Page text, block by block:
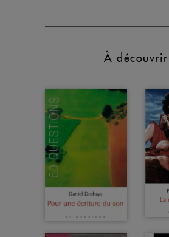
À découvrir